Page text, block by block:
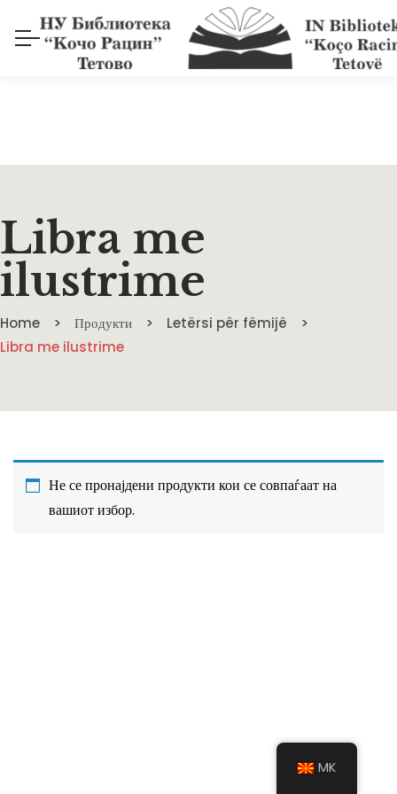
Libra me
ilustrime
Home Продукти
Letërsi për fëmijë
Libra me ilustrime
Не се пронајдени продукти кои се совпаѓаат на
вашиот избор.
MK